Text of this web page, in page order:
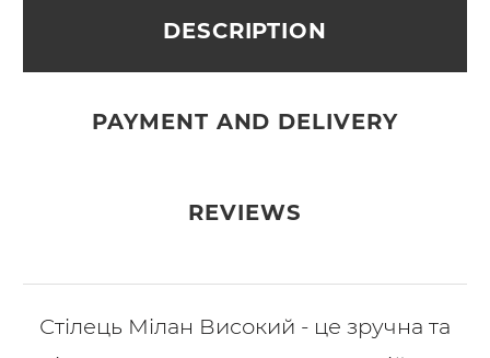
DESCRIPTION
PAYMENT AND DELIVERY
REVIEWS
Стілець Мілан Високий - це зручна та